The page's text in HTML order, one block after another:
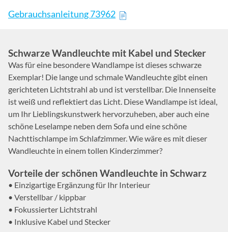
Gebrauchsanleitung 73962
Schwarze Wandleuchte mit Kabel und Stecker
Was für eine besondere Wandlampe ist dieses schwarze
Exemplar! Die lange und schmale Wandleuchte gibt einen
gerichteten Lichtstrahl ab und ist verstellbar. Die Innenseite
ist weiß und reflektiert das Licht. Diese Wandlampe ist ideal,
um Ihr Lieblingskunstwerk hervorzuheben, aber auch eine
schöne Leselampe neben dem Sofa und eine schöne
Nachttischlampe im Schlafzimmer. Wie wäre es mit dieser
Wandleuchte in einem tollen Kinderzimmer?
Vorteile der schönen Wandleuchte in Schwarz
• Einzigartige Ergänzung für Ihr Interieur
• Verstellbar / kippbar
• Fokussierter Lichtstrahl
• Inklusive Kabel und Stecker